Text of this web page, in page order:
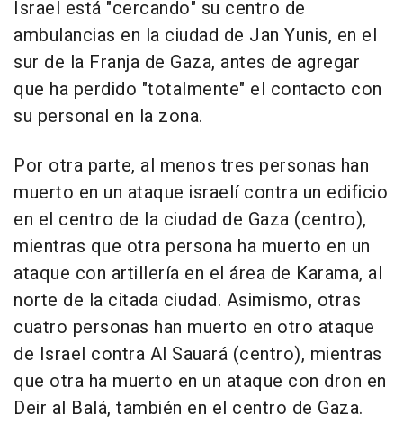
Israel está "cercando" su centro de
ambulancias en la ciudad de Jan Yunis, en el
sur de la Franja de Gaza, antes de agregar
que ha perdido "totalmente" el contacto con
su personal en la zona.
Por otra parte, al menos tres personas han
muerto en un ataque israelí contra un edificio
en el centro de la ciudad de Gaza (centro),
mientras que otra persona ha muerto en un
ataque con artillería en el área de Karama, al
norte de la citada ciudad. Asimismo, otras
cuatro personas han muerto en otro ataque
de Israel contra Al Sauará (centro), mientras
que otra ha muerto en un ataque con dron en
Deir al Balá, también en el centro de Gaza.